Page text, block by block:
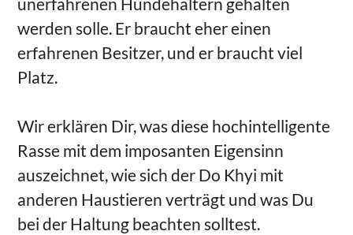
werden solle. Er braucht eher einen
erfahrenen Besitzer, und er braucht viel
Platz.
Wir erklären Dir, was diese hochintelligente
Rasse mit dem imposanten Eigensinn
auszeichnet, wie sich der Do Khyi mit
anderen Haustieren verträgt und was Du
bei der Haltung beachten solltest.